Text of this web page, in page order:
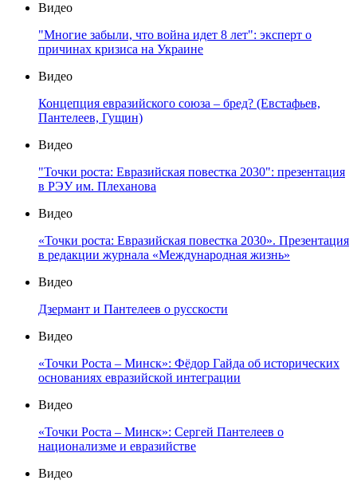
Видео
"Многие забыли, что война идет 8 лет": эксперт о
причинах кризиса на Украине
Видео
Концепция евразийского союза – бред? (Евстафьев,
Пантелеев, Гущин)
Видео
"Точки роста: Евразийская повестка 2030": презентация
в РЭУ им. Плеханова
Видео
«Точки роста: Евразийская повестка 2030». Презентация
в редакции журнала «Международная жизнь»
Видео
Дзермант и Пантелеев о русскости
Видео
«Точки Роста – Минск»: Фёдор Гайда об исторических
основаниях евразийской интеграции
Видео
«Точки Роста – Минск»: Сергей Пантелеев о
национализме и евразийстве
Видео